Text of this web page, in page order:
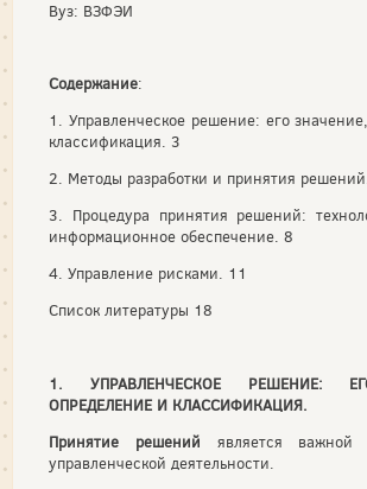
Вуз: ВЗФЭИ
Содержание:
1. Управленческое решение: его
классификация. 3
2. Методы разработки и принятия
3. Процедура принятия решений:
информационное обеспечение. 8
4. Управление рисками. 11
Список литературы 18
1. УПРАВЛЕНЧЕСКОЕ РЕШЕНИЕ:
ОПРЕДЕЛЕНИЕ И КЛАССИФИКАЦИЯ.
Принятие решений является важной
управленческой деятельности.